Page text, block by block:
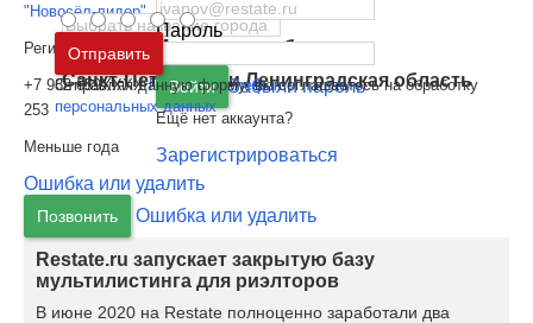
Москва и
Московская область
Санкт-Петербург иЛенинградская область
Пароль
Войти Забыли пароль
Ещё нет аккаунта?
Зарегистрироваться
"Новосёл-лидер", офис на Титова
Регион:г. Екатеринбург
+7 982 659XXXXПоказать телефон
253
Меньше года
Ошибка или удалить
Позвонить Ошибка или удалить
Restate.ru запускает закрытую базу
мультилистинга для риэлторов
В июне 2020 на Restate полноценно заработали два
Отправить
Отправляя данную форму, вы соглашаетесь на обработку
персональных данных